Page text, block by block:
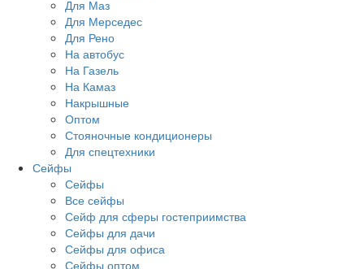
Для Маз
Для Мерседес
Для Рено
На автобус
На Газель
На Камаз
Накрышные
Оптом
Стояночные кондиционеры
Для спецтехники
Сейфы
Сейфы
Все сейфы
Сейф для сферы гостеприимства
Сейфы для дачи
Сейфы для офиса
Сейфы оптом